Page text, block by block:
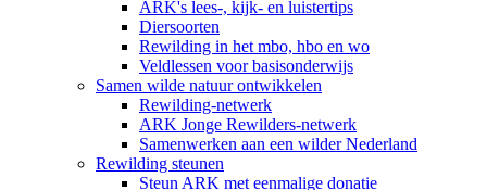
ARK's lees-, kijk- en luistertips
Diersoorten
Rewilding in het mbo, hbo en wo
Veldlessen voor basisonderwijs
Samen wilde natuur ontwikkelen
Rewilding-netwerk
ARK Jonge Rewilders-netwerk
Samenwerken aan een wilder Nederland
Rewilding steunen
Steun ARK met eenmalige donatie